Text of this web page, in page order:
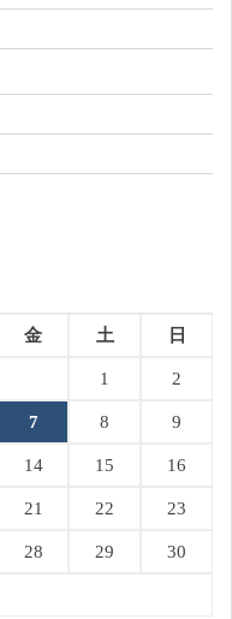
金 土 日
1 2
7 8 9
14 15 16
21 22 23
28 29 30